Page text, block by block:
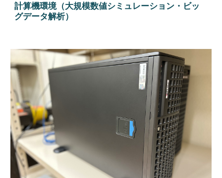
計算機環境（大規模数値シミュレーション ・ ビッ
グデータ解析）